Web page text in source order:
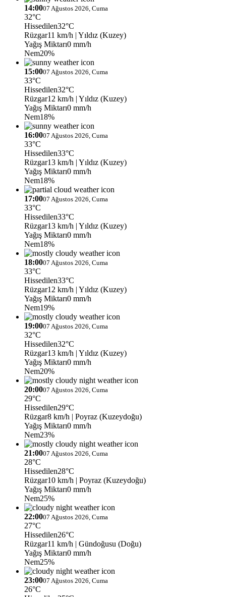
14:0007 Ağustos 2026, Cuma
32°C
Hissedilen32°C
Rüzgar11 km/h | Yıldız (Kuzey)
Yağış Miktarı0 mm/h
Nem20%
15:0007 Ağustos 2026, Cuma
33°C
Hissedilen32°C
Rüzgar12 km/h | Yıldız (Kuzey)
Yağış Miktarı0 mm/h
Nem18%
16:0007 Ağustos 2026, Cuma
33°C
Hissedilen33°C
Rüzgar13 km/h | Yıldız (Kuzey)
Yağış Miktarı0 mm/h
Nem18%
17:0007 Ağustos 2026, Cuma
33°C
Hissedilen33°C
Rüzgar13 km/h | Yıldız (Kuzey)
Yağış Miktarı0 mm/h
Nem18%
18:0007 Ağustos 2026, Cuma
33°C
Hissedilen33°C
Rüzgar12 km/h | Yıldız (Kuzey)
Yağış Miktarı0 mm/h
Nem19%
19:0007 Ağustos 2026, Cuma
32°C
Hissedilen32°C
Rüzgar13 km/h | Yıldız (Kuzey)
Yağış Miktarı0 mm/h
Nem20%
20:0007 Ağustos 2026, Cuma
29°C
Hissedilen29°C
Rüzgar8 km/h | Poyraz (Kuzeydoğu)
Yağış Miktarı0 mm/h
Nem23%
21:0007 Ağustos 2026, Cuma
28°C
Hissedilen28°C
Rüzgar10 km/h | Poyraz (Kuzeydoğu)
Yağış Miktarı0 mm/h
Nem25%
22:0007 Ağustos 2026, Cuma
27°C
Hissedilen26°C
Rüzgar11 km/h | Gündoğusu (Doğu)
Yağış Miktarı0 mm/h
Nem25%
23:0007 Ağustos 2026, Cuma
26°C